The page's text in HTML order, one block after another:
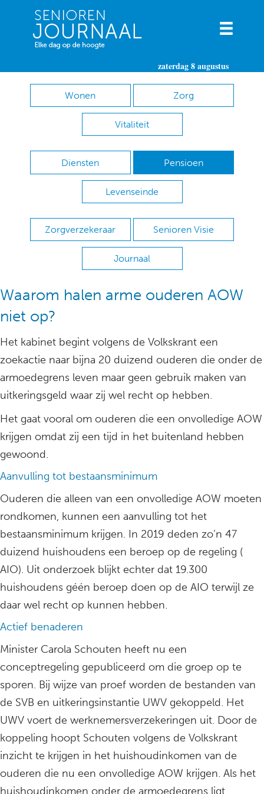
zaterdag 8 augustus
Wonen Zorg
Vitaliteit
Diensten Pensioen
Levenseinde
Zorgverzekeraar Senioren Visie
Journaal
Waarom halen arme ouderen AOW
niet op?
Het kabinet begint volgens de Volkskrant een
zoekactie naar bijna 20 duizend ouderen die onder de
armoedegrens leven maar geen gebruik maken van
uitkeringsgeld waar zij wel recht op hebben.
Het gaat vooral om ouderen die een onvolledige AOW
krijgen omdat zij een tijd in het buitenland hebben
gewoond.
Aanvulling tot bestaansminimum
Ouderen die alleen van een onvolledige AOW moeten
rondkomen, kunnen een aanvulling tot het
bestaansminimum krijgen. In 2019 deden zo’n 47
duizend huishoudens een beroep op de regeling (
AIO). Uit onderzoek blijkt echter dat 19.300
huishoudens géén beroep doen op de AIO terwijl ze
daar wel recht op kunnen hebben.
Actief benaderen
Minister Carola Schouten heeft nu een
conceptregeling gepubliceerd om die groep op te
sporen. Bij wijze van proef worden de bestanden van
de SVB en uitkeringsinstantie UWV gekoppeld. Het
UWV voert de werknemersverzekeringen uit. Door de
koppeling hoopt Schouten volgens de Volkskrant
inzicht te krijgen in het huishoudinkomen van de
ouderen die nu een onvolledige AOW krijgen. Als het
huishoudinkomen onder de armoedegrens ligt,